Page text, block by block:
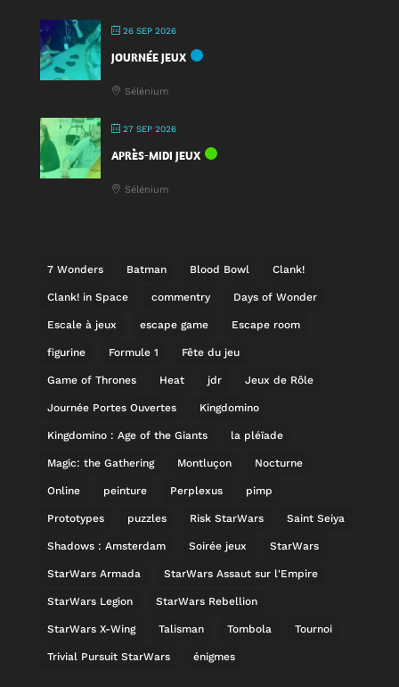
26 SEP 2026
JOURNÉE JEUX
Sélénium
27 SEP 2026
APRÈS-MIDI JEUX
Sélénium
7 Wonders Batman Blood Bowl Clank!
Clank! in Space commentry Days of Wonder
Escale à jeux escape game Escape room
figurine Formule 1 Fête du jeu
Game of Thrones Heat jdr Jeux de Rôle
Journée Portes Ouvertes Kingdomino
Kingdomino : Age of the Giants la pléïade
Magic: the Gathering Montluçon Nocturne
Online peinture Perplexus pimp
Prototypes puzzles Risk StarWars Saint Seiya
Shadows : Amsterdam Soirée jeux StarWars
StarWars Armada StarWars Assaut sur l'Empire
StarWars Legion StarWars Rebellion
StarWars X-Wing Talisman Tombola Tournoi
Trivial Pursuit StarWars énigmes